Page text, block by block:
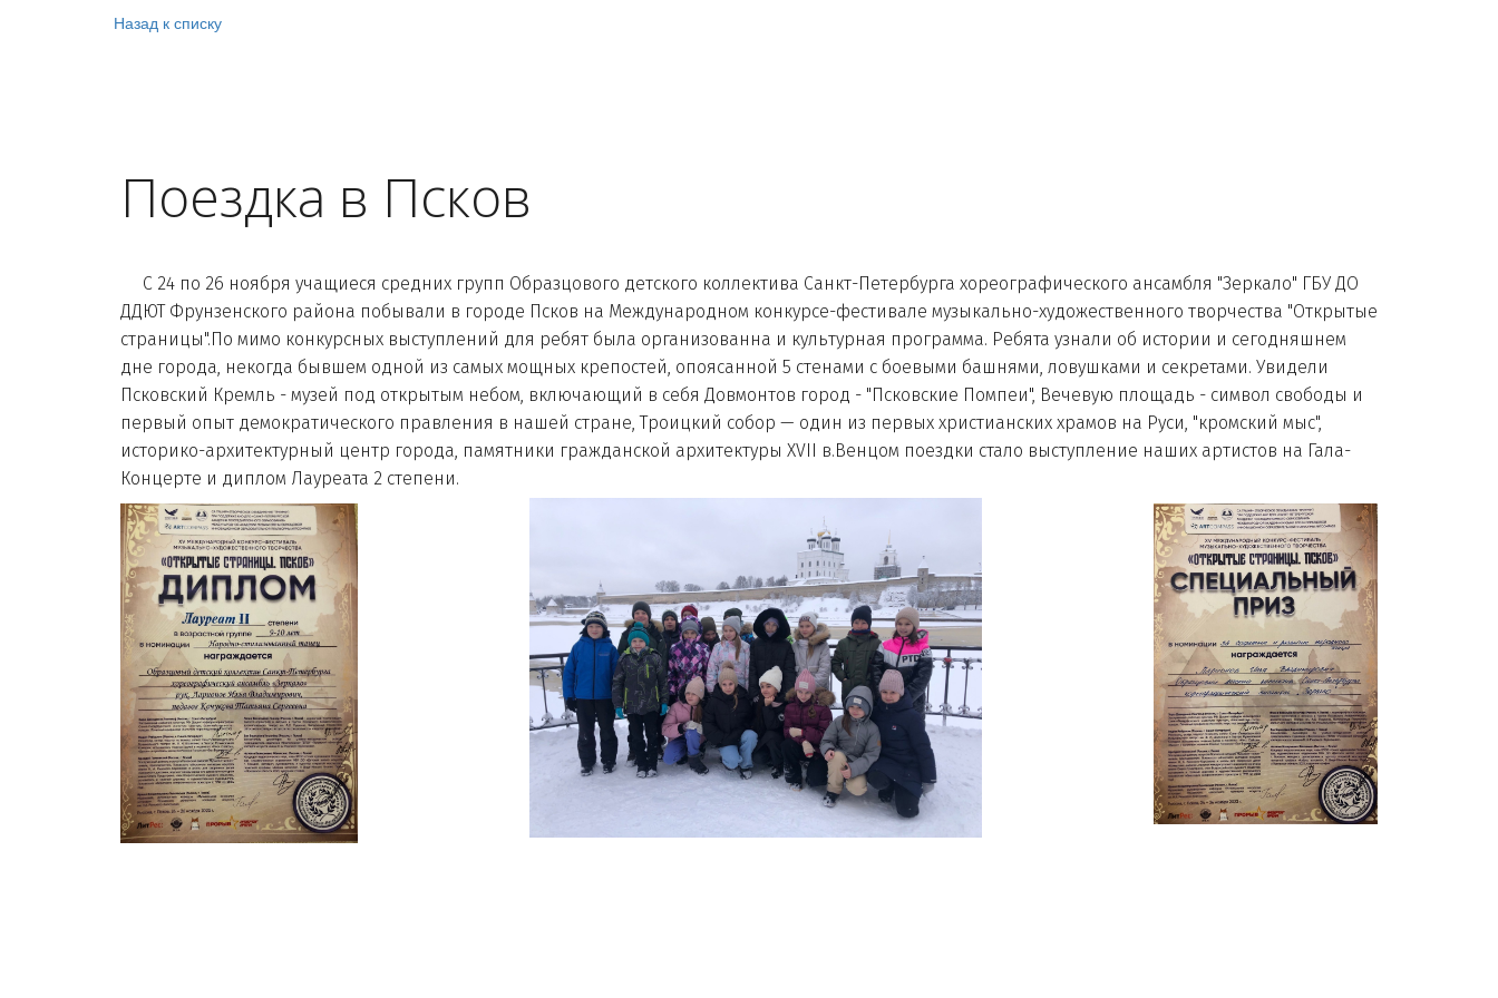
Назад к списку
Поездка в Псков
С 24 по 26 ноября учащиеся средних групп Образцового детского коллектива Санкт-Петербурга хореографического ансамбля "Зеркало" ГБУ ДО
ДДЮТ Фрунзенского района побывали в городе Псков на Международном конкурсе-фестивале музыкально-художественного творчества "Открытые
страницы".По мимо конкурсных выступлений для ребят была организованна и культурная программа. Ребята узнали об истории и сегодняшнем
дне города, некогда бывшем одной из самых мощных крепостей, опоясанной 5 стенами с боевыми башнями, ловушками и секретами. Увидели
Псковский Кремль - музей под открытым небом, включающий в себя Довмонтов город - "Псковские Помпеи", Вечевую площадь - символ свободы и
первый опыт демократического правления в нашей стране, Троицкий собор — один из первых христианских храмов на Руси, "кромский мыс",
историко-архитектурный центр города, памятники гражданской архитектуры XVII в.Венцом поездки стало выступление наших артистов на Гала-
Концерте и диплом Лауреата 2 степени.